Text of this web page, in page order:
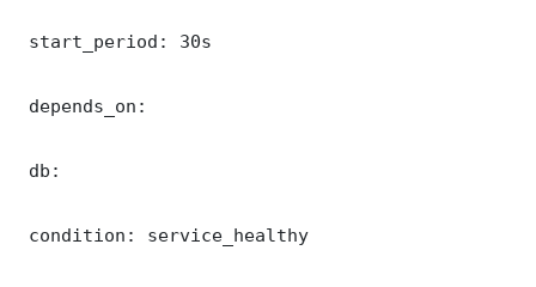
start_period: 30s
depends_on:
db:
condition: service_healthy